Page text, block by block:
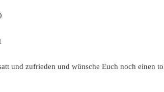
und zufrieden und wünsche Euch noch einen